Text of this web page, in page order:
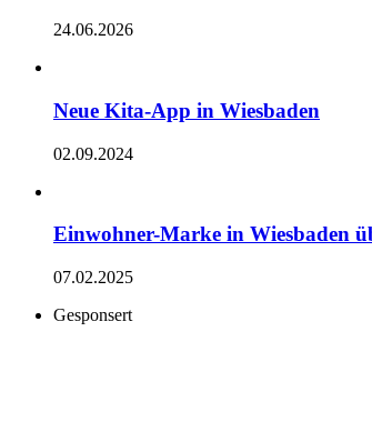
24.06.2026
Neue Kita-App in Wiesbaden
02.09.2024
Einwohner-Marke in Wiesbaden
07.02.2025
Gesponsert